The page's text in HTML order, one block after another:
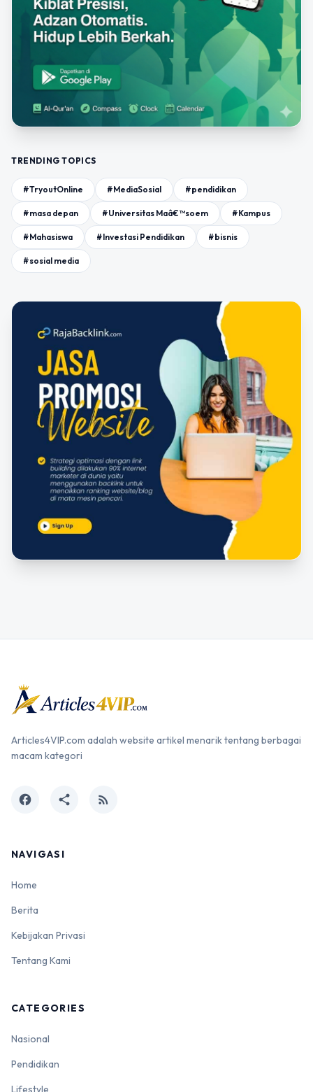
TRENDING TOPICS
#TryoutOnline #MediaSosial #pendidikan
#masa depan #Universitas Maâ€™soem #Kampus
#Mahasiswa #Investasi Pendidikan #bisnis
#sosial media
Articles4VIP.com adalah website artikel menarik tentang berbagai
macam kategori
facebook share rss_feed
NAVIGASI
Home
Berita
Kebijakan Privasi
Tentang Kami
CATEGORIES
Nasional
Pendidikan
Lifestyle